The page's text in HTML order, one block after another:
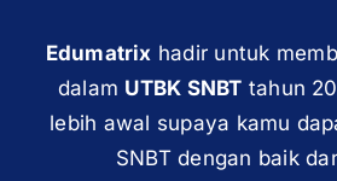
Edumatrix hadir untuk
dalam UTBK SNBT tahun
lebih awal supaya kamu
SNBT dengan baik